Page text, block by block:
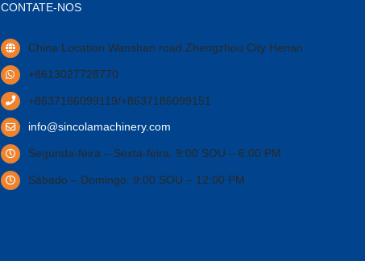
CONTATE-NOS
China Location Wanshan road Zhengzhou City Henan
+8613027728770
+8637186099119/+8637186099151
info@sincolamachinery.com
Segunda-feira – Sexta-feira: 9:00 SOU – 6:00 PM
Sábado – Domingo: 9:00 SOU – 12:00 PM